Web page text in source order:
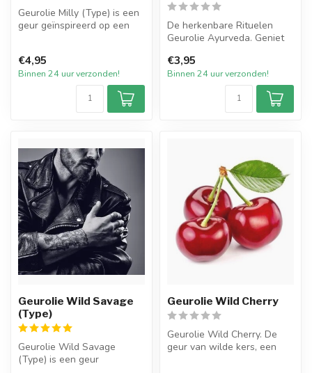
Geurolie Milly (Type) is een
geur geïnspireerd op een
€4,95
Binnen 24 uur verzonden!
De herkenbare Rituelen
Geurolie Ayurveda. Geniet
geur...
€3,95
Binnen 24 uur verzonden!
Geurolie Wild Savage
(Type)
Geurolie Wild Savage
(Type) is een geur
Geurolie Wild Cherry
Geurolie Wild Cherry. De
geur van wilde kers, een